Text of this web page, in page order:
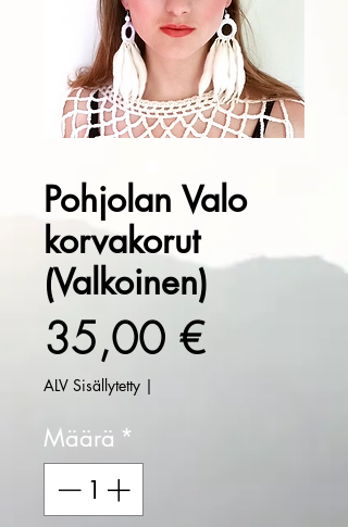
Pohjolan Valo
korvakorut
(Valkoinen)
35,00 €Hinta
ALV Sisällytetty |
Määrä *